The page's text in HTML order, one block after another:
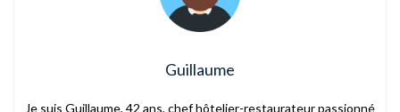
Guillaume
Je suis Guillaume, 42 ans, chef hôtelier-restaurateur passionné